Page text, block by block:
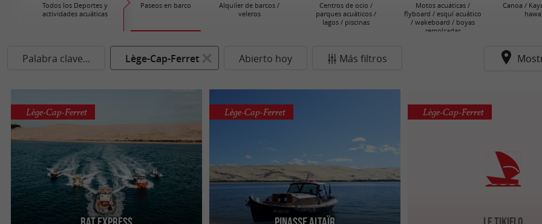
Todos los Deportes y
actividades acuáticas
Paseos en barco
Alquiler de barcos /
veleros
Centros de ocio /
parques acuáticos /
lagos / piscinas
Motos acuáticas /
flyboard / esquí acuático
/ wakeboard / boyas
remolcadas
Canoa /
Palabra clave... Lège-Cap-Ferret Abierto hoy Más filtros
Lège-Cap-Ferret Lège-Cap-Ferret Lège-Cap-Ferret